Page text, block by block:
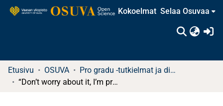
Kokoelmat Selaa Osuvaa
Etusivu OSUVA
Pro gradu -tutkielmat ja diplomityöt
“Don’t worry about it, I’m pretending to be a lovable stray.” Characterisation through Character Naming in the Harry Potter Book Series and Its Representation in the Finnish Translations